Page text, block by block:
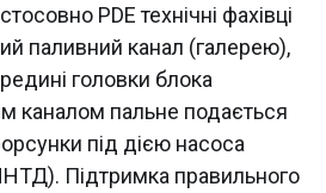
PDE технічні фахівці
паливний канал (галерею),
головки блока
каналом пальне подається
під дією насоса
Підтримка правильного